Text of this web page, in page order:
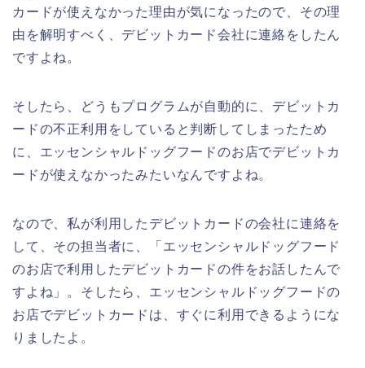
カードが使えなかった理由が気になったので、その理
由を解明すべく、デビットカード会社に連絡をしたん
ですよね。
そしたら、どうもプログラムが自動的に、デビットカ
ードの不正利用をしていると判断してしまったため
に、エッセンシャルドッグフードのお店でデビットカ
ードが使えなかったみたいなんですよね。
なので、私が利用したデビットカードの会社に連絡を
して、その担当者に、「エッセンシャルドッグフード
のお店で利用したデビットカードの件をお話したんで
すよね」。そしたら、エッセンシャルドッグフードの
お店でデビットカードは、すぐに利用できるようにな
りましたよ。